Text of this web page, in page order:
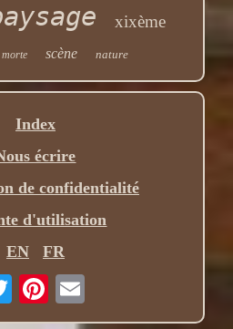
xixème
morte scène nature
Index
écrire
de confidentialité
d'utilisation
EN
FR